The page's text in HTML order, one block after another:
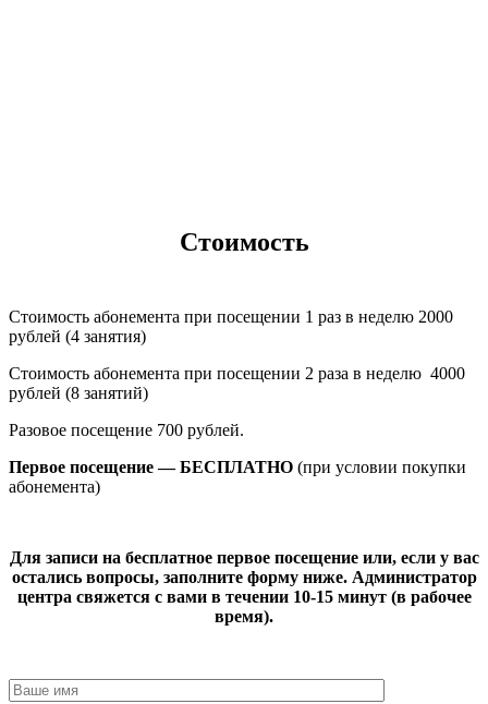
Стоимость
Стоимость абонемента при посещении 1 раз в неделю 2000
рублей (4 занятия)
Стоимость абонемента при посещении 2 раза в неделю 4000
рублей (8 занятий)
Разовое посещение 700 рублей.
Первое посещение — БЕСПЛАТНО (при условии покупки
абонемента)
Для записи на бесплатное первое посещение или, если у вас
остались вопросы, заполните форму ниже. Администратор
центра свяжется с вами в течении 10-15 минут (в рабочее
время).